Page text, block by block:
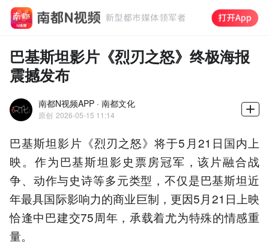
巴基斯坦影片《烈刃之怒》终极海报
震撼发布
南都N视频APP · 南都文化
原创 2026-05-15 11:14
巴基斯坦影片《烈刃之怒》将于5月21日国内上
映。作为巴基斯坦影史票房冠军，该片融合战
争、动作与史诗等多元类型，不仅是巴基斯坦近
年最具国际影响力的商业巨制，更因5月21日上映
恰逢中巴建交75周年，承载着尤为特殊的情感重
量。